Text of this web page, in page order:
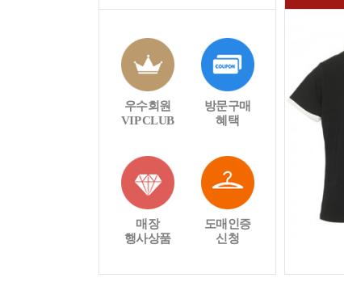
우수회원
VIP CLUB
방문구매
혜택
매장
행사상품
도매인증
신청